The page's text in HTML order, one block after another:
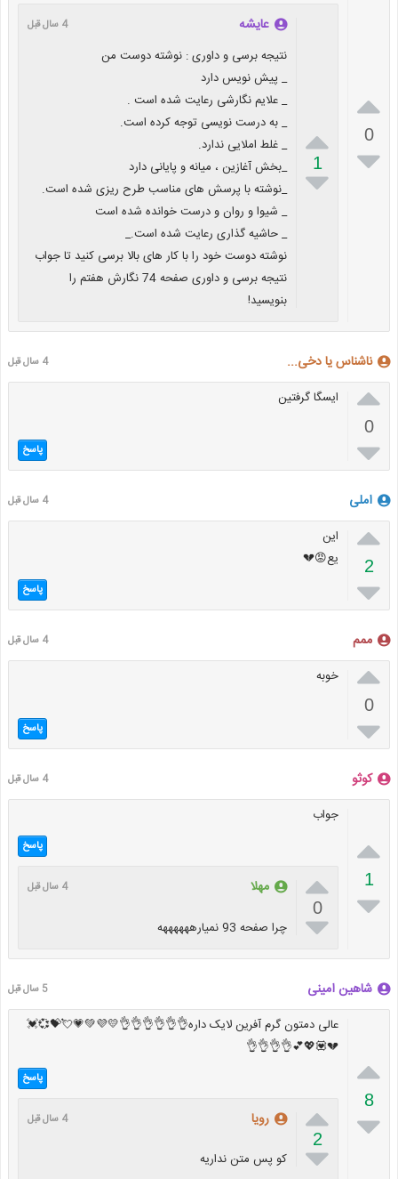

0


1

عایشه 4 سال قبل
نتیجه برسی و داوری : نوشته دوست من
_ پیش نویس دارد
_ علایم نگارشی رعایت شده است .
_ به درست نویسی توجه کرده است.
_ غلط املایی ندارد.
_بخش آغازین ، میانه و پایانی دارد
_نوشته با پرسش های مناسب طرح ریزی شده است.
_ شیوا و روان و درست خوانده شده است
_ حاشیه گذاری رعایت شده است._
نوشته دوست خود را با کار های بالا برسی کنید تا جواب
نتیجه برسی و داوری صفحه 74 نگارش هفتم را
بنویسید!
ناشناس یا دخی... 4 سال قبل

0

ایسگا گرفتین
پاسخ
املی 4 سال قبل

2

این
یع😡💔
پاسخ
ممم 4 سال قبل

0

خوبه
پاسخ
کوثو 4 سال قبل

1

جواب
پاسخ

0

مهلا 4 سال قبل
چرا صفحه 93 نمیارههههههه
شاهین امینی 5 سال قبل

8

عالی دمتون گرم آفرین لایک داره👌👌👌👌👌👌💛💜💚💗💘💝💞💓
💔💟💖💕👌👌👌👌
پاسخ

2

رویا 4 سال قبل
کو پس متن نداریه